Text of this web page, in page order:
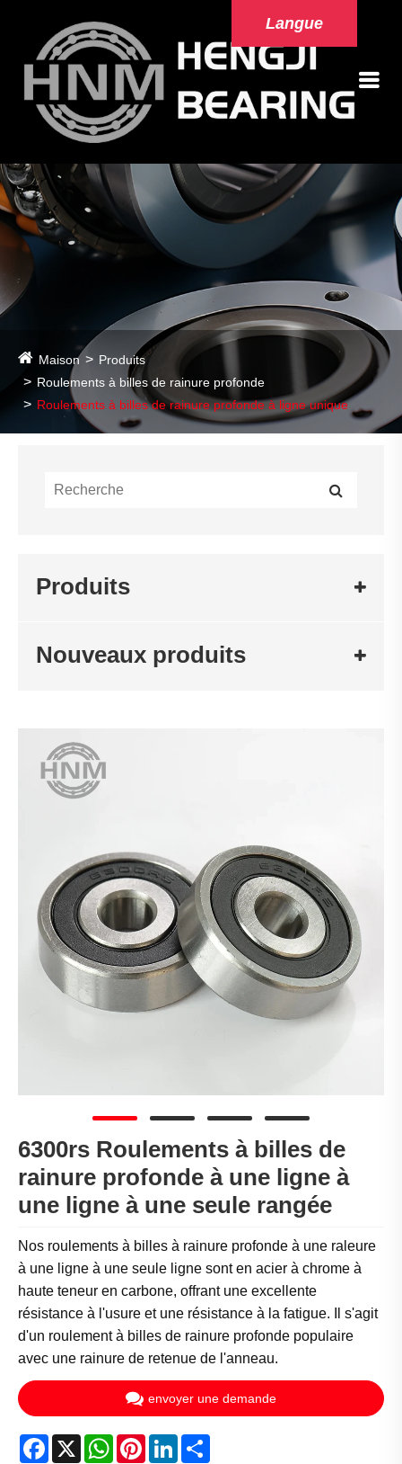
Langue
Maison
Produits
Roulements à billes de rainure profonde
Roulements à billes de rainure profonde à ligne unique
Produits
Nouveaux produits
6300rs Roulements à billes de
rainure profonde à une ligne à
une ligne à une seule rangée
Nos roulements à billes à rainure profonde à une raleure
à une ligne à une seule ligne sont en acier à chrome à
haute teneur en carbone, offrant une excellente
résistance à l'usure et une résistance à la fatigue. Il s'agit
d'un roulement à billes de rainure profonde populaire
avec une rainure de retenue de l'anneau.
envoyer une demande
Facebook
X WhatsApp
PinterestLinkedIn